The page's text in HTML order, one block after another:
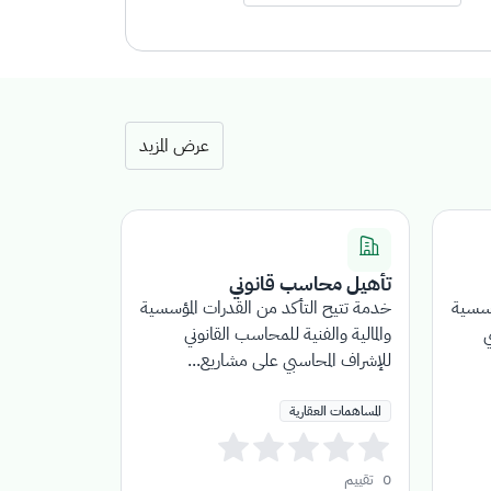
عرض المزيد
تأهيل محاسب قانوني
خدمة تتيح التأكد من القدرات المؤسسية
والمالية والفنية للمحاسب القانوني
للإشراف المحاسبي على مشاريع...
المساهمات العقارية
0 تقييم